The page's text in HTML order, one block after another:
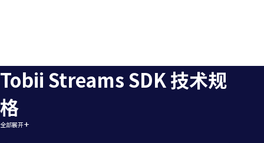
术
规
格
Tobii Streams SDK 技术规
格
全部展开